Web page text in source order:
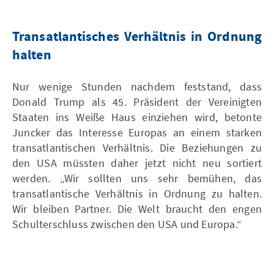
Transatlantisches Verhältnis in Ordnung
halten
Nur wenige Stunden nachdem feststand, dass
Donald Trump als 45. Präsident der Vereinigten
Staaten ins Weiße Haus einziehen wird, betonte
Juncker das Interesse Europas an einem starken
transatlantischen Verhältnis. Die Beziehungen zu
den USA müssten daher jetzt nicht neu sortiert
werden. „Wir sollten uns sehr bemühen, das
transatlantische Verhältnis in Ordnung zu halten.
Wir bleiben Partner. Die Welt braucht den engen
Schulterschluss zwischen den USA und Europa.“